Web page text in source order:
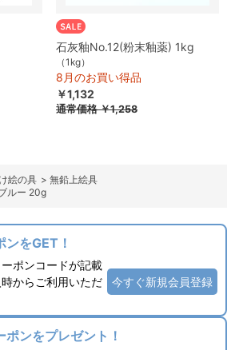
石灰釉No.12(粉末釉薬) 1kg
（1kg）
8月のお買い得品
￥1,132
通常価格￥1,258
絵の具 > 無鉛上絵具
ルー 20g
をGET！
ポンコードが記載
からご利用いただ
今すぐ新規会員登録
ンをプレゼント！